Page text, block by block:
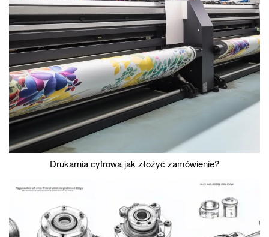
Drukarnia cyfrowa jak złożyć zamówienie?